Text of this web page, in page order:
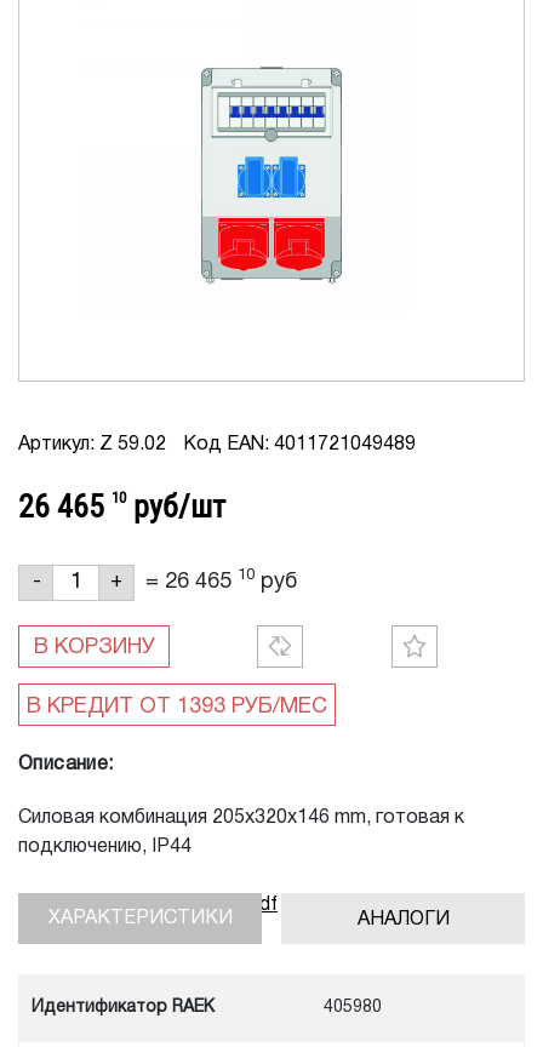
Артикул: Z 59.02 Код EAN: 4011721049489
26 465 10 руб/шт
- + = 26 465 10 руб
В КОРЗИНУ
Описание:
Силовая комбинация 205x320x146 mm, готовая к
подключению, IP44
Скачать инструкцию, pdf
АНАЛОГИ
ХАРАКТЕРИСТИКИ
Идентификатор RAEK 405980